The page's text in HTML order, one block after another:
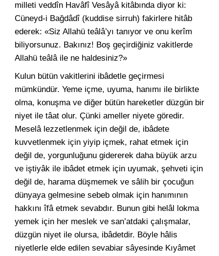
milleti veddîn Havâfî Vesâyâ kitâbında diyor ki:
Cüneyd-i Bağdâdî (kuddise sirruh) fakirlere hitâb
ederek: «Siz Allahü teâlâ’yı tanıyor ve onu kerîm
biliyorsunuz. Bakınız! Boş geçirdiğiniz vakitlerde
Allahü teâlâ ile ne haldesiniz?»
Kulun bütün vakitlerini ibâdetle geçirmesi
mümkündür. Yeme içme, uyuma, hanımı ile birlikte
olma, konuşma ve diğer bütün hareketler düzgün bir
niyet ile tâat olur. Çünki ameller niyete göredir.
Meselâ lezzetlenmek için değil de, ibâdete
kuvvetlenmek için yiyip içmek, rahat etmek için
değil de, yorgunluğunu gidererek daha büyük arzu
ve iştiyâk ile ibâdet etmek için uyumak, şehveti için
değil de, harama düşmemek ve sâlih bir çocuğun
dünyaya gelmesine sebeb olmak için hanımının
hakkını îfâ etmek sevabdır. Bunun gibi helâl lokma
yemek için her meslek ve san’atdaki çalışmalar,
düzgün niyet ile olursa, ibâdetdir. Böyle hâlis
niyetlerle elde edilen sevabiar sâyesinde Kıyâmet